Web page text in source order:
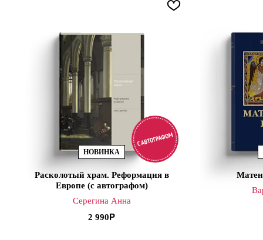
НОВИНКА
Расколотый храм. Реформация в
Европе (с автографом)
Серегина Анна
2 990